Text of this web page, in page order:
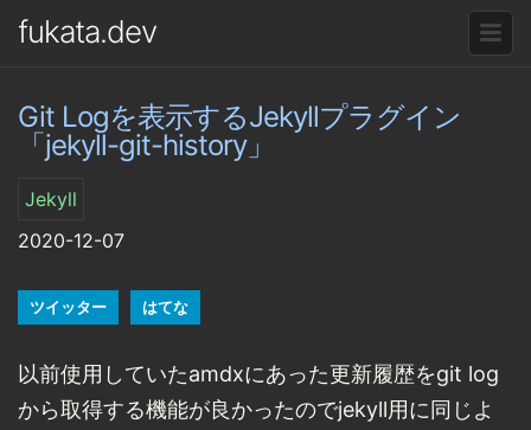
fukata.dev
Git Logを表示するJekyllプラグイン
「jekyll-git-history」
Jekyll
2020-12-07
ツイッター はてな
以前使用していたamdxにあった更新履歴をgit log
から取得する機能が良かったのでjekyll用に同じよ